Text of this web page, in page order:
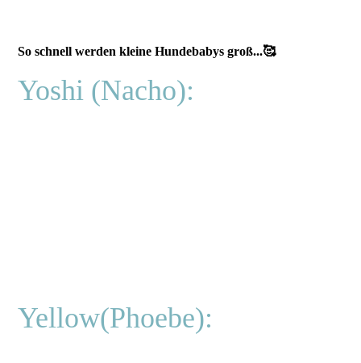
So schnell werden kleine Hundebabys groß...🥰
Yoshi (Nacho):
Yellow(Phoebe):